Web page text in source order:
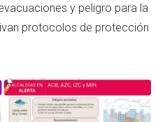
y peligro para la
protocolos de protección